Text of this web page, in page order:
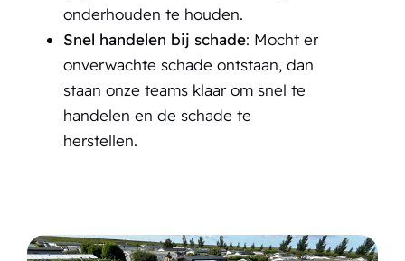
onderhouden te houden.
Snel handelen bij schade: Mocht er
onverwachte schade ontstaan, dan
staan onze teams klaar om snel te
handelen en de schade te
herstellen.